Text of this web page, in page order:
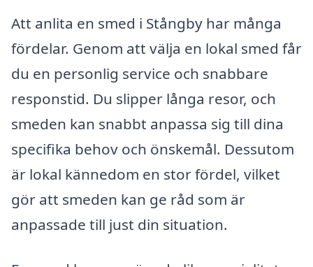
Att anlita en smed i Stångby har många
fördelar. Genom att välja en lokal smed får
du en personlig service och snabbare
responstid. Du slipper långa resor, och
smeden kan snabbt anpassa sig till dina
specifika behov och önskemål. Dessutom
är lokal kännedom en stor fördel, vilket
gör att smeden kan ge råd som är
anpassade till just din situation.